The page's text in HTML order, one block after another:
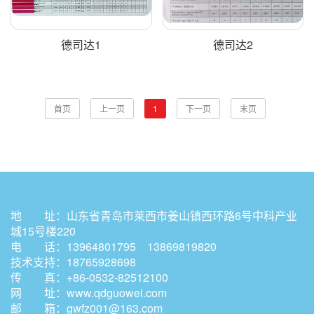
德司达1 德司达2
首页 上一页 1 下一页 末页
地 址：山东省青岛市莱西市姜山镇西环路6号中科产业
城15号楼220
电 话：13964801795 13869819820
技术支持：18765928698
传 真：+86-0532-82512100
网 址： www.qdguowei.com
邮 箱：gwfz001@163.com